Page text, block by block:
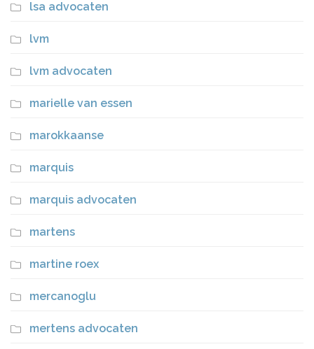
lsa advocaten
lvm
lvm advocaten
marielle van essen
marokkaanse
marquis
marquis advocaten
martens
martine roex
mercanoglu
mertens advocaten